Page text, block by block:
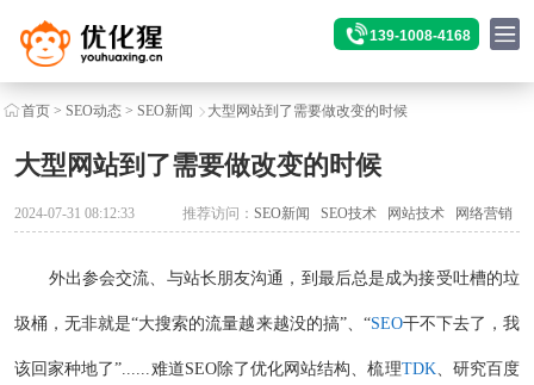
139-1008-4168
首页> SEO动态> SEO新闻 大型网站到了需要做改变的时候
大型网站到了需要做改变的时候
2024-07-31 08:12:33 推荐访问：SEO新闻 SEO技术 网站技术 网络营销
外出参会交流、与站长朋友沟通，到最后总是成为接受吐槽的垃
圾桶，无非就是“大搜索的流量越来越没的搞”、“SEO干不下去了，我
该回家种地了”......难道SEO除了优化网站结构、梳理TDK、研究百度